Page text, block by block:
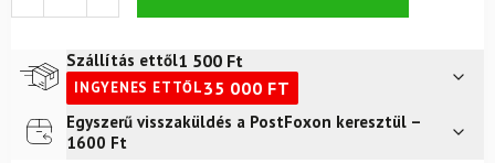
mennyiség
Szállítás ettől1 500 Ft
INGYENES ETTŐL35 000 FT
Futár a címre2 400
Egyszerű visszaküldés a PostFoxon keresztül –
1600 Ft